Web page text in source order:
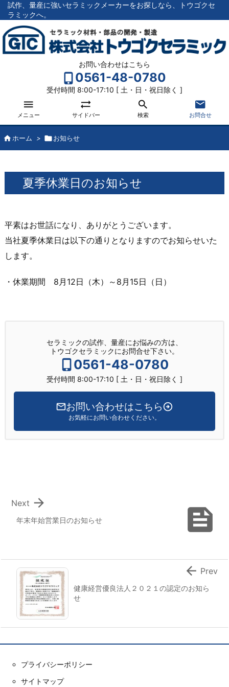
試作、量産に強いセラミックメーカーをお探しなら、トウゴクセ
ラミックへ。
お問い合わせはこちら
0561-48-0780
受付時間 8:00-17:10 [ 土・日・祝日除く ]

メニュー

サイドバー

検索

お問合せ
ホーム > お知らせ
夏季休業日のお知らせ
平素はお世話になり、ありがとうございます。
当社夏季休業日は以下の通りとなりますのでお知らせいた
します。
・休業期間 8月12日（木）～8月15日（日）
セラミックの試作、量産にお悩みの方は、
トウゴクセラミックにお問合せ下さい。
0561-48-0780
受付時間 8:00-17:10 [ 土・日・祝日除く ]
お問い合わせはこちら
お気軽にお問い合わせください。

年末年始営業日のお知らせ

Next
健康経営優良法人２０２１の認定のお知ら
せ
 Prev
プライバシーポリシー
サイトマップ